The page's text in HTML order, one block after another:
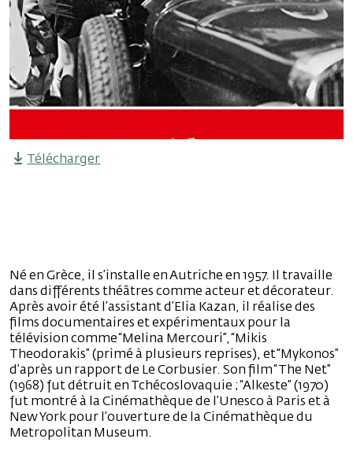
Télécharger
Né en Grèce, il s’installe en Autriche en 1957. Il travaille
dans différents théâtres comme acteur et décorateur.
Après avoir été l’assistant d’Elia Kazan, il réalise des
films documentaires et expérimentaux pour la
télévision comme “Melina Mercouri”, “Mikis
Theodorakis” (primé à plusieurs reprises), et “Mykonos”
d’après un rapport de Le Corbusier. Son film “The Net”
(1968) fut détruit en Tchécoslovaquie ; “Alkeste” (1970)
fut montré à la Cinémathèque de l’Unesco à Paris et à
New York pour l’ouverture de la Cinémathèque du
Metropolitan Museum.